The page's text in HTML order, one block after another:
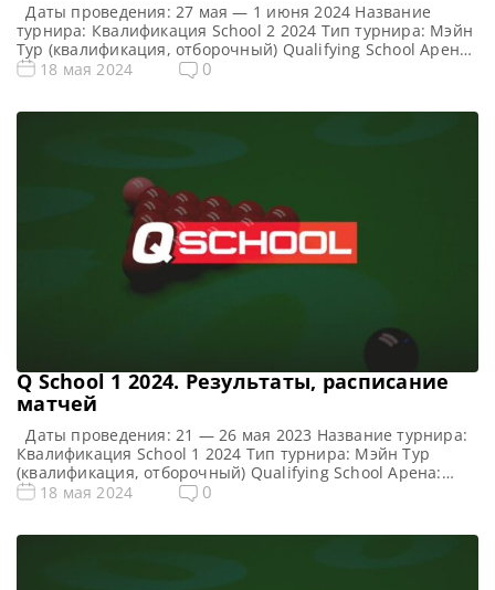
Даты проведения: 27 мая — 1 июня 2024 Название
турнира: Квалификация School 2 2024 Тип турнира: Мэйн
Тур (квалификация, отборочный) Qualifying School Арена:
Morningside Arena Место проведения (населенный пункт,
18 мая 2024 0
Q School 1 2024. Результаты, расписание
матчей
Даты проведения: 21 — 26 мая 2023 Название турнира:
Квалификация School 1 2024 Тип турнира: Мэйн Тур
(квалификация, отборочный) Qualifying School Арена:
Morningside Arena Место проведения (населенный пункт,
18 мая 2024 0